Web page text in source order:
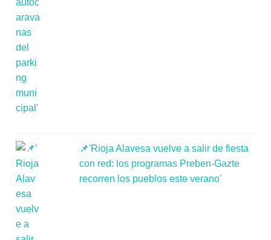
📌'Rioja Alavesa vuelve a salir de fiesta
con red: los programas Preben-Gazte
recorren los pueblos este verano'